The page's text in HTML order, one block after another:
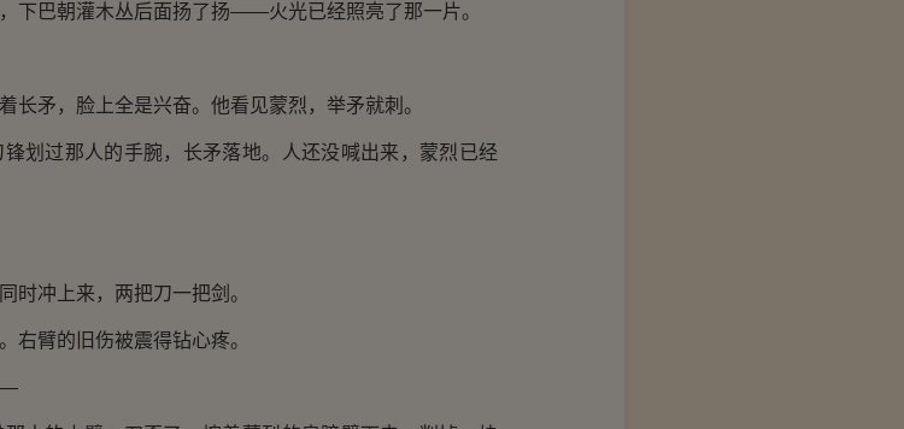
下巴朝灌木丛后面扬了扬——火光已经照亮了那一片。
长矛，脸上全是兴奋。他看见蒙烈，举矛就刺。
划过那人的手腕，长矛落地。人还没喊出来，蒙烈已经
时冲上来，两把刀一把剑。
右臂的旧伤被震得钻心疼。